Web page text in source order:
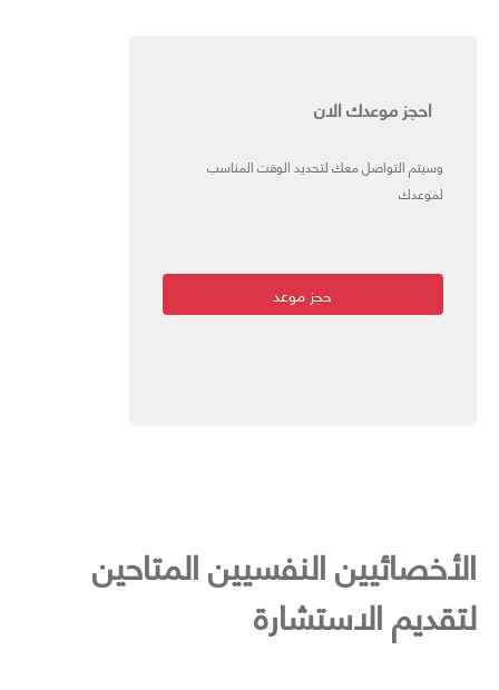
احجز موعدك الان
وسيتم التواصل معك لتحديد الوقت المناسب
لموعدك
حجز موعد
الأخصائيين النفسيين المتاحين
لتقديم الاستشارة